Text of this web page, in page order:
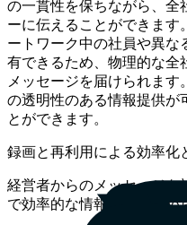
の一貫性を保ちながら、全
ーに伝えることができます
ートワーク中の社員や異な
有できるため、物理的な全
メッセージを届けられま
の透明性のある情報提供が
とができます。
録画と再利用による効率化
経営者からのメッセージを
で効率的な情報提供が求め